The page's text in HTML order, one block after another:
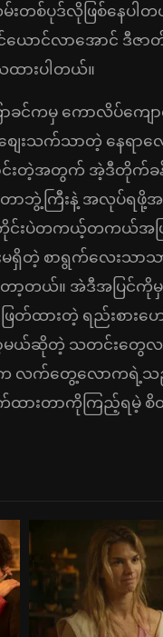
းတစ်ပုဒ်လိုဖြစ်နေပါ
ယောင်လာအောင် ဒီ
ထားပါတယ်။
မှ ကောလိပ်ကျောင်
သက်သာတဲ့ နေရာလေး
အတွက် အဲ့ဒီတိုက်ခန်းမှ
ာဘွဲ့ကြီးနဲ့ အလုပ်ရဖို့အ
ကယ့်တကယ်အပြင်လ
းမရှိတဲ့ စာရွက်လေးသ
ာ့တယ်။ အဲဒီအပြင်ကို
ြတ်ထားတဲ့ ရည်းစာ
ာ့မယ်ဆိုတဲ့ သတင်းတွေ
က်တွေ့လောကရဲ့သည်းထိ
တာကိုကြည့်ရမဲ့ စိတ်ဝင်